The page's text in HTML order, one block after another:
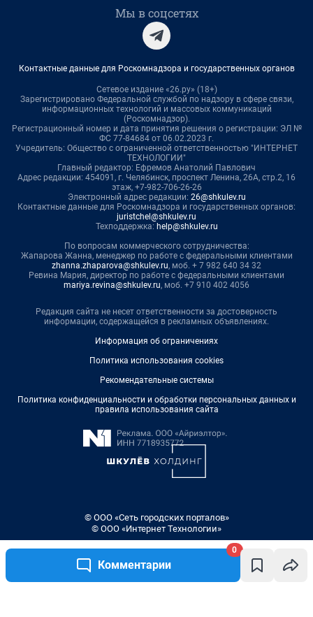
Комментарии
0
Мы в соцсетях
Контактные данные для Роскомнадзора и государственных органов
Сетевое издание «26.ру» (18+)
Зарегистрировано Федеральной службой по надзору в сфере связи,
информационных технологий и массовых коммуникаций
(Роскомнадзор).
Регистрационный номер и дата принятия решения о регистрации: ЭЛ №
ФС 77-84684 от 06.02.2023 г.
Учредитель: Общество с ограниченной ответственностью "ИНТЕРНЕТ
ТЕХНОЛОГИИ"
Главный редактор: Ефремов Анатолий Павлович
Адрес редакции: 454091, г. Челябинск, проспект Ленина, 26А, стр.2, 16
этаж, +7-982-706-26-26
Электронный адрес редакции: 26@shkulev.ru
Контактные данные для Роскомнадзора и государственных органов:
juristchel@shkulev.ru
Техподдержка: help@shkulev.ru
По вопросам коммерческого сотрудничества:
Жапарова Жанна, менеджер по работе с федеральными клиентами
zhanna.zhaparova@shkulev.ru, моб. + 7 982 640 34 32
Ревина Мария, директор по работе с федеральными клиентами
mariya.revina@shkulev.ru, моб. +7 910 402 4056
Редакция сайта не несет ответственности за достоверность
информации, содержащейся в рекламных объявлениях.
Информация об ограничениях
Политика использования cookies
Рекомендательные системы
Политика конфиденциальности и обработки персональных данных и
правила использования сайта
© ООО «Сеть городских порталов»
© ООО «Интернет Технологии»